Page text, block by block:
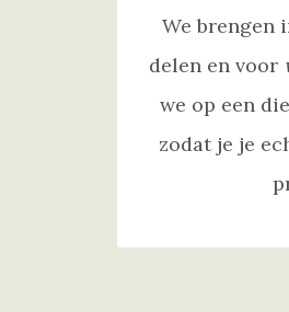
We brengen
delen en voor
we op een
zodat je je